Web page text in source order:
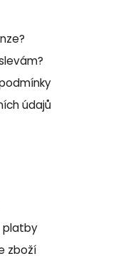
údajů
platby
zboží